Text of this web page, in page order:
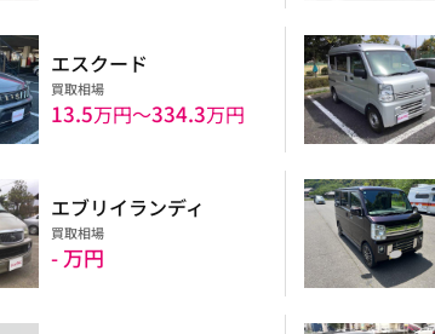
エスクード
買取相場
13.5万円〜334.3万円
エブリイランディ
買取相場
- 万円